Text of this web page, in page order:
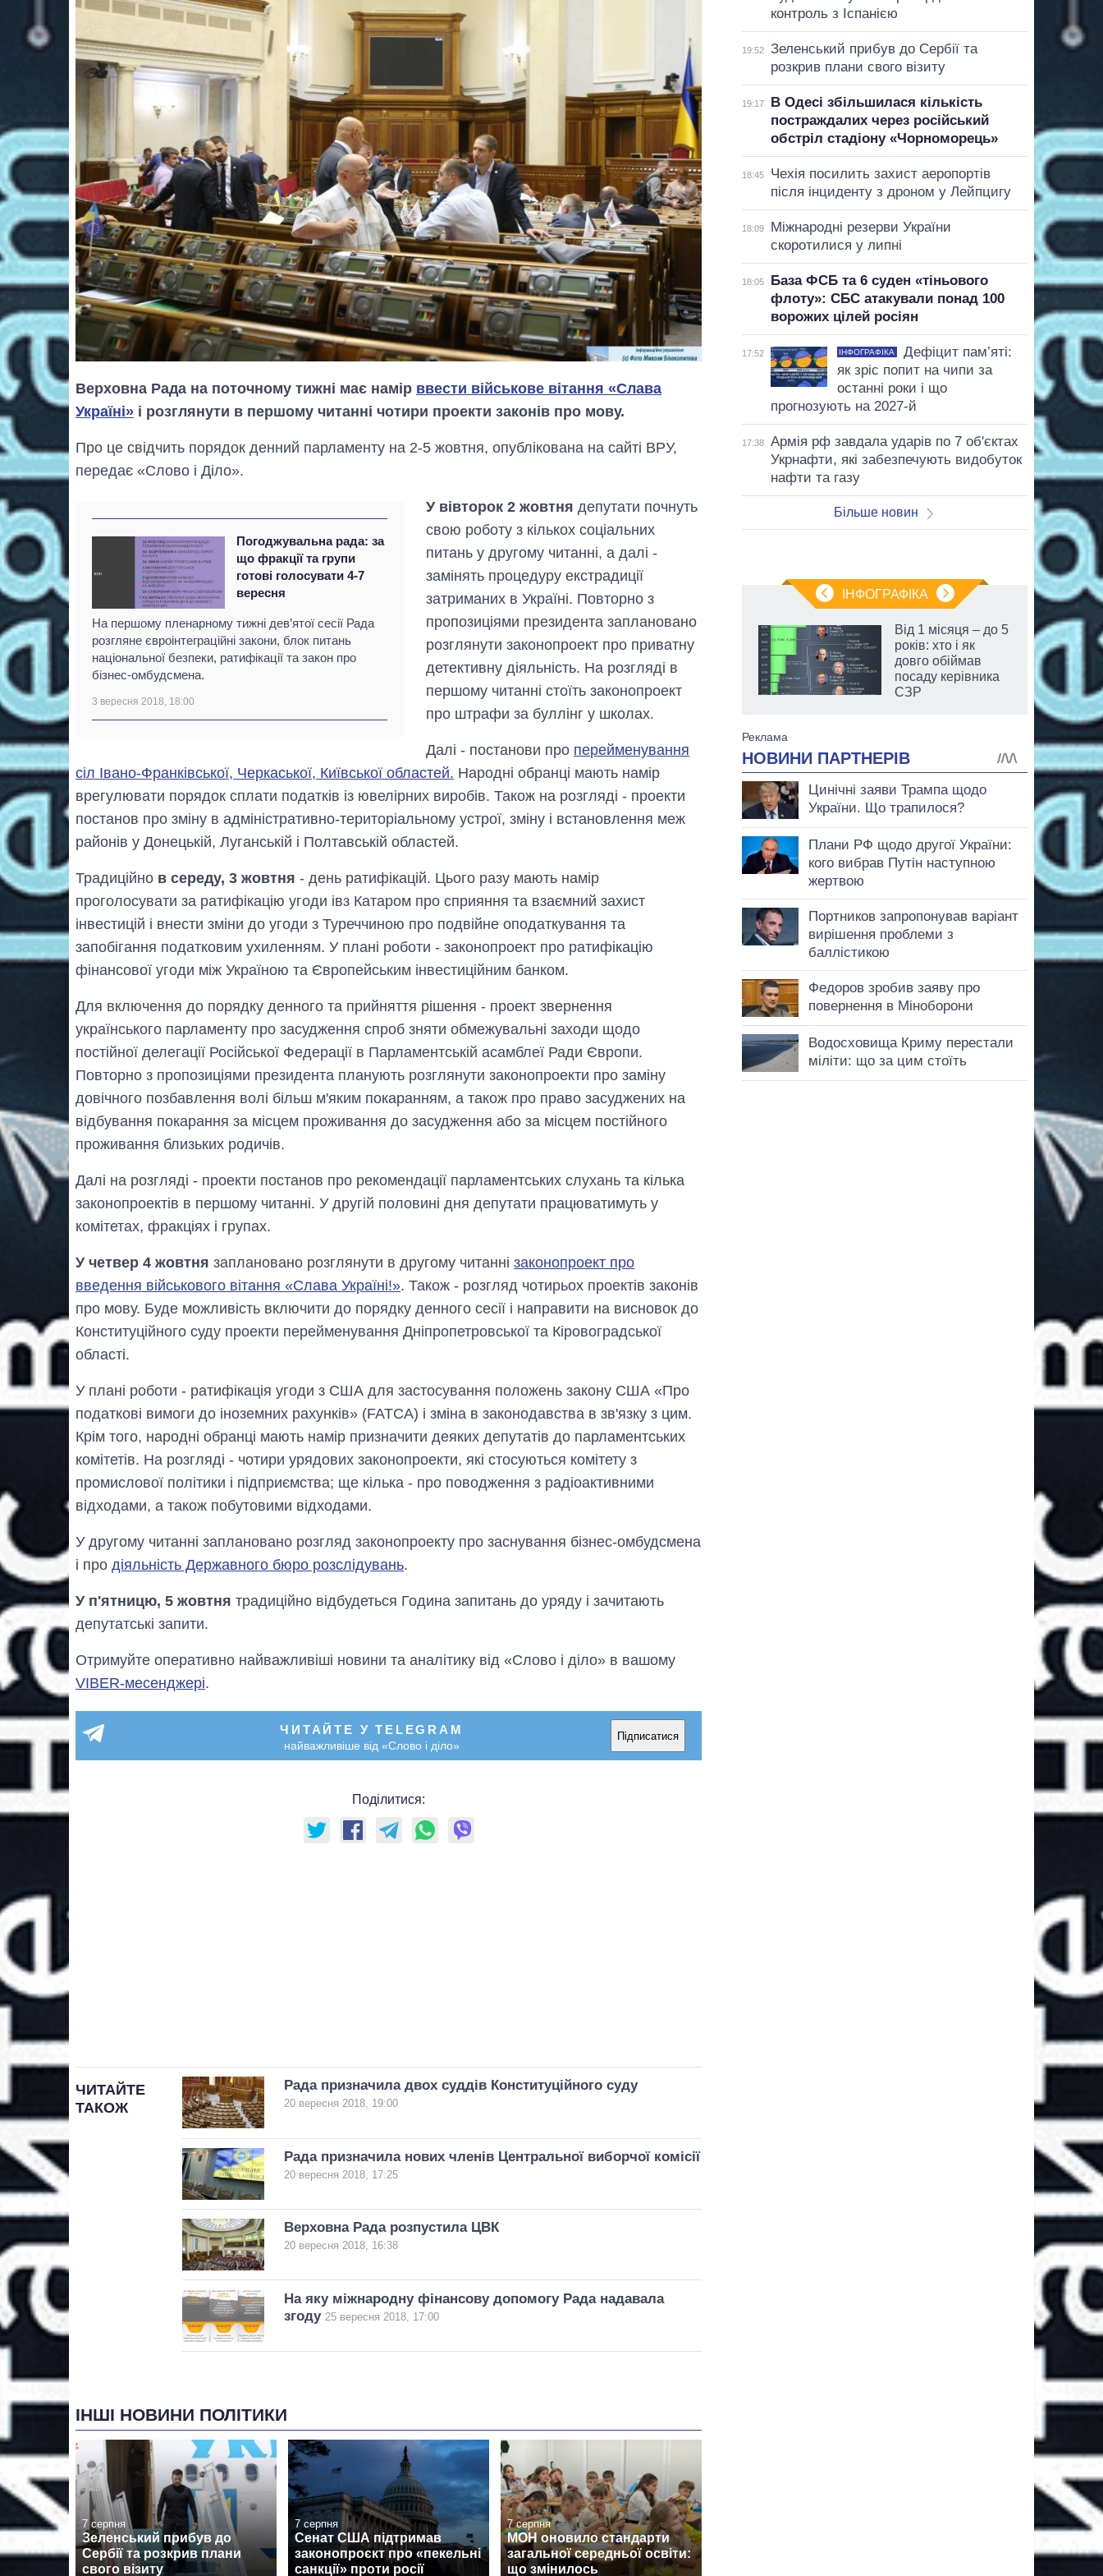
Верховна Рада на поточному тижні має намір ввести військове вітання «Слава
Україні» і розглянути в першому читанні чотири проекти законів про мову.
Про це свідчить порядок денний парламенту на 2-5 жовтня, опублікована на сайті ВРУ,
передає «Слово і Діло».
Погоджувальна рада: за
що фракції та групи
готові голосувати 4-7
вересня
На першому пленарному тижні дев’ятої сесії Рада
розгляне євроінтеграційні закони, блок питань
національної безпеки, ратифікації та закон про
бізнес-омбудсмена.
3 вересня 2018, 18:00
У вівторок 2 жовтня депутати почнуть
свою роботу з кількох соціальних
питань у другому читанні, а далі -
замінять процедуру екстрадиції
затриманих в Україні. Повторно з
пропозиціями президента заплановано
розглянути законопроект про приватну
детективну діяльність. На розгляді в
першому читанні стоїть законопроект
про штрафи за буллінг у школах.
Далі - постанови про перейменування
сіл Івано-Франківської, Черкаської, Київської областей. Народні обранці мають намір
врегулювати порядок сплати податків із ювелірних виробів. Також на розгляді - проекти
постанов про зміну в адміністративно-територіальному устрої, зміну і встановлення меж
районів у Донецькій, Луганській і Полтавській областей.
Традиційно в середу, 3 жовтня - день ратифікацій. Цього разу мають намір
проголосувати за ратифікацію угоди івз Катаром про сприяння та взаємний захист
інвестицій і внести зміни до угоди з Туреччиною про подвійне оподаткування та
запобігання податковим ухиленням. У плані роботи - законопроект про ратифікацію
фінансової угоди між Україною та Європейським інвестиційним банком.
Для включення до порядку денного та прийняття рішення - проект звернення
українського парламенту про засудження спроб зняти обмежувальні заходи щодо
постійної делегації Російської Федерації в Парламентській асамблеї Ради Європи.
Повторно з пропозиціями президента планують розглянути законопроекти про заміну
довічного позбавлення волі більш м'яким покаранням, а також про право засуджених на
відбування покарання за місцем проживання до засудження або за місцем постійного
проживання близьких родичів.
Далі на розгляді - проекти постанов про рекомендації парламентських слухань та кілька
законопроектів в першому читанні. У другій половині дня депутати працюватимуть у
комітетах, фракціях і групах.
У четвер 4 жовтня заплановано розглянути в другому читанні законопроект про
введення військового вітання «Слава Україні!». Також - розгляд чотирьох проектів законів
про мову. Буде можливість включити до порядку денного сесії і направити на висновок до
Конституційного суду проекти перейменування Дніпропетровської та Кіровоградської
області.
У плані роботи - ратифікація угоди з США для застосування положень закону США «Про
податкові вимоги до іноземних рахунків» (FATCA) і зміна в законодавства в зв'язку з цим.
Крім того, народні обранці мають намір призначити деяких депутатів до парламентських
комітетів. На розгляді - чотири урядових законопроекти, які стосуються комітету з
промислової політики і підприємства; ще кілька - про поводження з радіоактивними
відходами, а також побутовими відходами.
У другому читанні заплановано розгляд законопроекту про заснування бізнес-омбудсмена
і про діяльність Державного бюро розслідувань.
У п'ятницю, 5 жовтня традиційно відбудеться Година запитань до уряду і зачитають
депутатські запити.
Отримуйте оперативно найважливіші новини та аналітику від «Слово і діло» в вашому
VIBER-месенджері.
ЧИТАЙТЕ У TELEGRAM
найважливіше від «Слово і діло»
Підписатися
Поділитися:
ЧИТАЙТЕ
ТАКОЖ
Рада призначила двох суддів Конституційного суду
20 вересня 2018, 19:00
Рада призначила нових членів Центральної виборчої комісії
20 вересня 2018, 17:25
Верховна Рада розпустила ЦВК
20 вересня 2018, 16:38
На яку міжнародну фінансову допомогу Рада надавала
згоду 25 вересня 2018, 17:00
ІНШІ НОВИНИ ПОЛІТИКИ
7 серпня
Зеленський прибув до
Сербії та розкрив плани
свого візиту
7 серпня
Сенат США підтримав
законопроєкт про «пекельні
санкції» проти росії
7 серпня
МОН оновило стандарти
загальної середньої освіти:
що змінилось
контроль з Іспанією
19:52
Зеленський прибув до Сербії та
розкрив плани свого візиту
19:17
В Одесі збільшилася кількість
постраждалих через російський
обстріл стадіону «Чорноморець»
18:45
Чехія посилить захист аеропортів
після інциденту з дроном у Лейпцигу
18:09
Міжнародні резерви України
скоротилися у липні
18:05
База ФСБ та 6 суден «тіньового
флоту»: СБС атакували понад 100
ворожих цілей росіян
17:52 ІНФОГРАФІКА
Дефіцит пам’яті:
як зріс попит на чипи за
останні роки і що
прогнозують на 2027-й
17:38
Армія рф завдала ударів по 7 об'єктах
Укрнафти, які забезпечують видобуток
нафти та газу
Більше новин
ІНФОГРАФІКА
Дефіцит пам’яті:
як зріс попит на
чипи за останні
роки і що
прогнозують на
2027-й
Від 1 місяця – до 5
років: хто і як
довго обіймав
посаду керівника
СЗР